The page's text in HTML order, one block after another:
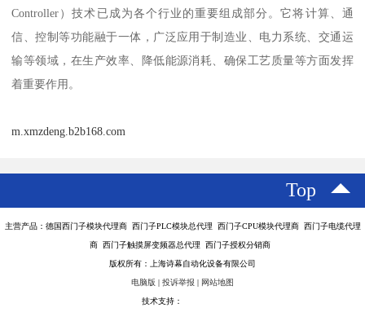
Controller）技术已成为各个行业的重要组成部分。它将计算、通
信、控制等功能融于一体，广泛应用于制造业、电力系统、交通运
输等领域，在生产效率、降低能源消耗、确保工艺质量等方面发挥
着重要作用。
m.xmzdeng.b2b168.com
Top
主营产品：德国西门子模块代理商 西门子PLC模块总代理 西门子CPU模块代理商 西门子电缆代理
商 西门子触摸屏变频器总代理 西门子授权分销商
版权所有：上海诗幕自动化设备有限公司
电脑版 | 投诉举报 | 网站地图
技术支持：